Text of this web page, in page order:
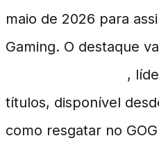
maio de 2026 para
Gaming. O destaque
,
títulos, disponível
como resgatar no